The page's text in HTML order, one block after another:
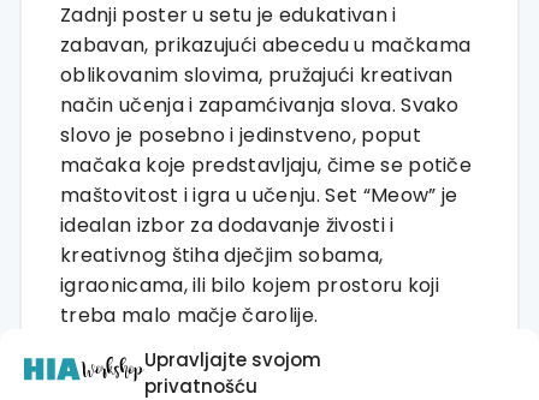
Upravljajte svojom
privatnošću
Zadnji poster u setu je edukativan i
zabavan, prikazujući abecedu u mačkama
oblikovanim slovima, pružajući kreativan
način učenja i zapamćivanja slova. Svako
slovo je posebno i jedinstveno, poput
mačaka koje predstavljaju, čime se potiče
maštovitost i igra u učenju. Set “Meow” je
idealan izbor za dodavanje živosti i
kreativnog štiha dječjim sobama,
igraonicama, ili bilo kojem prostoru koji
treba malo mačje čarolije.